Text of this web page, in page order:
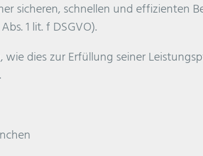
sicheren, schnellen und effizienten
1 lit. f DSGVO).
dies zur Erfüllung seiner